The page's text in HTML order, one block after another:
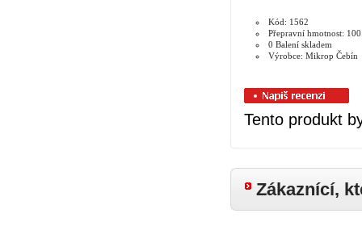
Kód: 1562
Přepravní hmotnost:
0 Balení skladem
Výrobce: Mikrop Čebín
Tento produkt
Zákaznící,